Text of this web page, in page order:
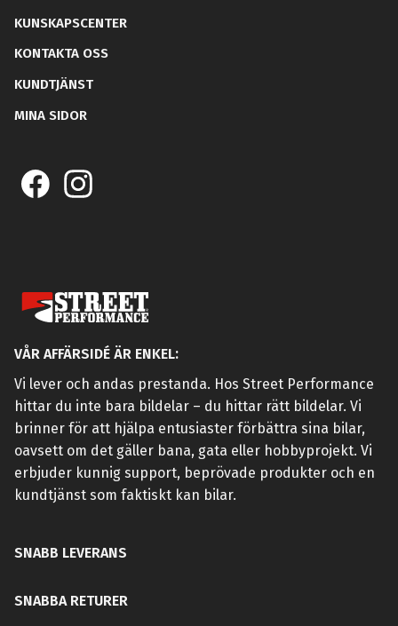
KUNSKAPSCENTER
KONTAKTA OSS
KUNDTJÄNST
MINA SIDOR
VÅR AFFÄRSIDÉ ÄR ENKEL:
Vi lever och andas prestanda. Hos Street Performance
hittar du inte bara bildelar – du hittar rätt bildelar. Vi
brinner för att hjälpa entusiaster förbättra sina bilar,
oavsett om det gäller bana, gata eller hobbyprojekt. Vi
erbjuder kunnig support, beprövade produkter och en
kundtjänst som faktiskt kan bilar.
SNABB LEVERANS
SNABBA RETURER